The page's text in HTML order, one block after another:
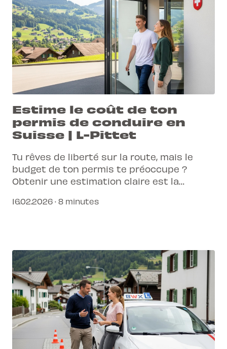
Estime le coût de ton
permis de conduire en
Suisse | L-Pittet
Tu rêves de liberté sur la route, mais le
budget de ton permis te préoccupe ?
Obtenir une estimation claire est la
comment planifier au mieux ton parcours.
16.02.2026 · 8 minutes